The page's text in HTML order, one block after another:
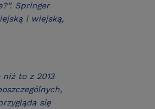
Springer
i wiejską,
niż to z 2013
się